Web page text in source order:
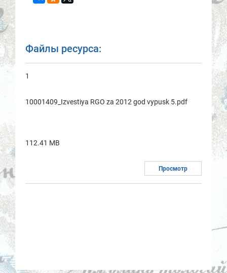
Файлы ресурса:
1
10001409_Izvestiya RGO za 2012 god vypusk 5.pdf
112.41 MB
Просмотр